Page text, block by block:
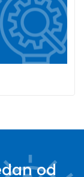
od